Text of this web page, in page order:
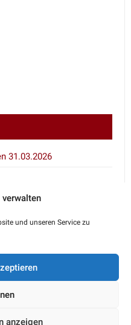
und unseren Service zu
anzeigen
31.03.2026
Sie über den
Ihres Haustierarztes